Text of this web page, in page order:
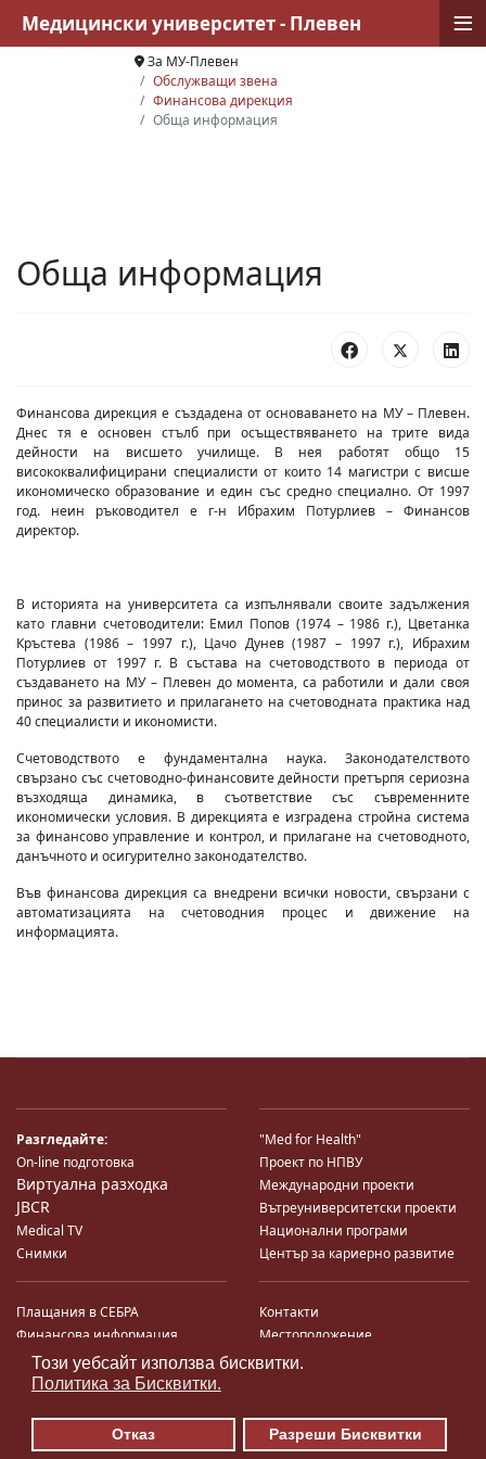
Този уебсайт използва бисквитки.
Политика за Бисквитки.
Отказ Разреши Бисквитки
За МУ-Плевен
Обслужващи звена
Финансова дирекция
Обща информация
Обща информация
Финансова дирекция е създадена от основаването на МУ – Плевен.
Днес тя е основен стълб при осъществяването на трите вида
дейности на висшето училище. В нея работят общо 15
висококвалифицирани специалисти от които 14 магистри с висше
икономическо образование и един със средно специално. От 1997
год. неин ръководител е г-н Ибрахим Потурлиев – Финансов
директор.
В историята на университета са изпълнявали своите задължения
като главни счетоводители: Емил Попов (1974 – 1986 г.), Цветанка
Кръстева (1986 – 1997 г.), Цачо Дунев (1987 – 1997 г.), Ибрахим
Потурлиев от 1997 г. В състава на счетоводството в периода от
създаването на МУ – Плевен до момента, са работили и дали своя
принос за развитието и прилагането на счетоводната практика над
40 специалисти и икономисти.
Счетоводството е фундаментална наука. Законодателството
свързано със счетоводно-финансовите дейности претърпя сериозна
възходяща динамика, в съответствие със съвременните
икономически условия. В дирекцията е изградена стройна система
за финансово управление и контрол, и прилагане на счетоводното,
данъчното и осигурително законодателство.
Във финансова дирекция са внедрени всички новости, свързани с
автоматизацията на счетоводния процес и движение на
информацията.
Разгледайте:
On-line подготовка
Виртуална разходка
JBCR
Medical TV
Снимки
"Med for Health"
Проект по НПВУ
Международни проекти
Вътреуниверситетски проекти
Национални програми
Център за кариерно развитие
Плащания в СЕБРА
Финансова информация
Система за финансово упр-е и
контрол
Търгове по ЗДС
Контакти
Местоположение
Карта на сайта
Медицински университет - Плевен ≡